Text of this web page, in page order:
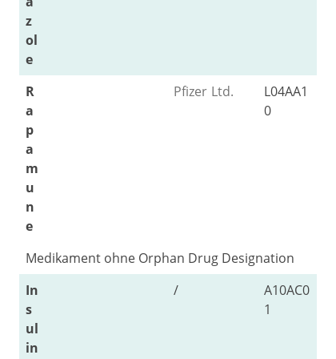
z
ol
e
R
a
p
a
m
u
n
e
Pfizer Ltd.
L04AA1
0
Medikament ohne Orphan Drug Designation
In
s
ul
in
/
A10AC0
1